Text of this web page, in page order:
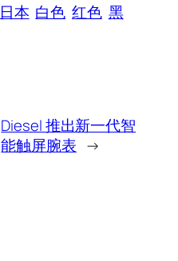
日本 白色 红色 黑
Diesel 推出新一代智
能触屏腕表 →